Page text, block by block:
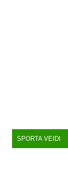
SPORTA VEIDI